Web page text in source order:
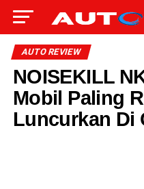
AUTO REVIEW
NOISEKILL
Mobil Paling
Luncurkan Di